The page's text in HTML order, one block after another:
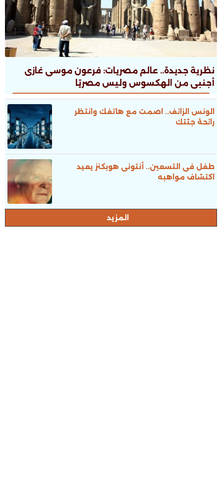
نظرية جديدة.. عالم مصريات: فرعون موسى غازى
أجنبى من الهكسوس وليس مصريًا
الونس الزائف.. اصمت مع هاتفك وانتظر
رائحة جثتك
طفل فى التسعين.. أنتونى هوبكنز يعيد
اكتشاف مواهبه
المزيد